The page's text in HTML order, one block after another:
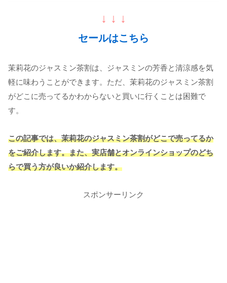
↓ ↓ ↓
セールはこちら
茉莉花のジャスミン茶割は、ジャスミンの芳香と清涼感を気
軽に味わうことができます。 ただ、茉莉花のジャスミン茶割
がどこに売ってるかわからないと買いに行くことは困難で
す。
この記事では、茉莉花のジャスミン茶割がどこで売ってるか
をご紹介します。また、実店舗とオンラインショップのどち
らで買う方が良いか紹介します。
スポンサーリンク